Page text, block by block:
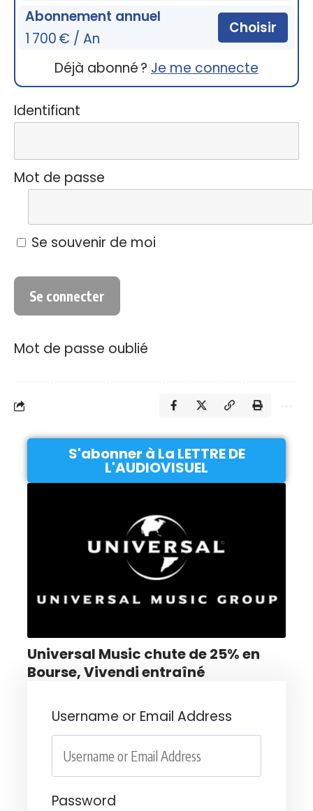
Abonnement annuel
1 700 € / An
Choisir
Déjà abonné ? Je me connecte
Identifiant
Mot de passe
Se souvenir de moi
Mot de passe oublié
S'abonner à La LETTRE DE
L'AUDIOVISUEL
Universal Music chute de 25% en
Bourse, Vivendi entraîné
Username or Email Address
Password